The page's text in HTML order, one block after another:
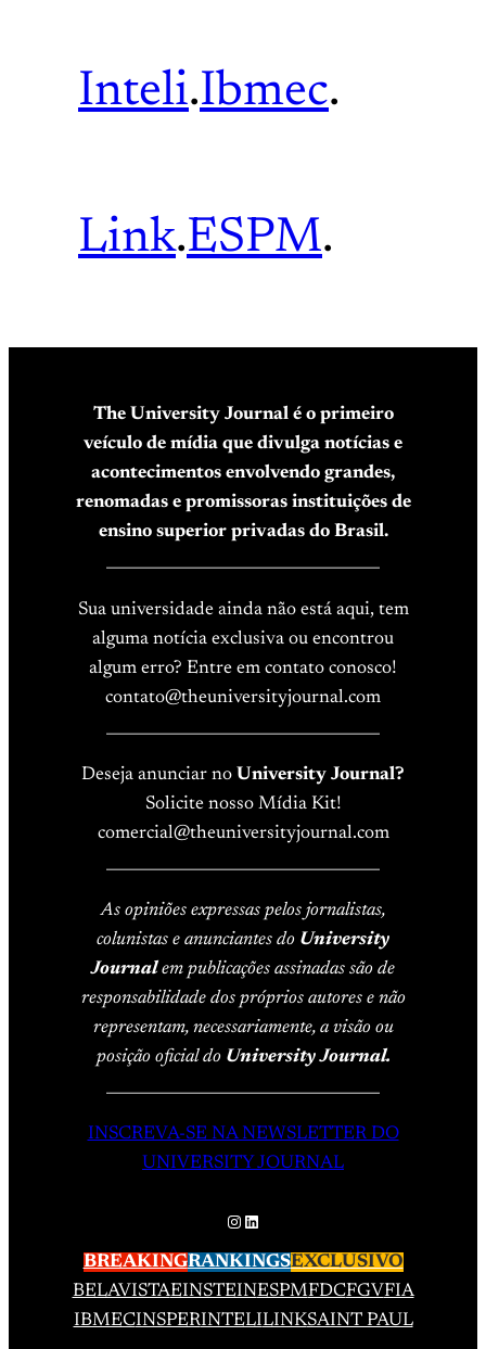
Inteli.Ibmec.
Link.ESPM.
The University Journal é o primeiro
veículo de mídia que divulga notícias e
acontecimentos envolvendo grandes,
renomadas e promissoras instituições de
ensino superior privadas do Brasil.
Sua universidade ainda não está aqui, tem
alguma notícia exclusiva ou encontrou
algum erro? Entre em contato conosco!
contato@theuniversityjournal.com
Deseja anunciar no University Journal?
Solicite nosso Mídia Kit!
comercial@theuniversityjournal.com
As opiniões expressas pelos jornalistas,
colunistas e anunciantes do University
Journalem publicações assinadas são de
responsabilidade dos próprios autores e não
representam, necessariamente, a visão ou
posição oficial do University Journal.
INSCREVA-SE NA NEWSLETTER DO
UNIVERSITY JOURNAL
Instagram
LinkedIn
BREAKINGRANKINGSEXCLUSIVO
BELAVISTAEINSTEINESPMFDCFGVFIA
IBMECINSPERINTELILINKSAINT PAUL